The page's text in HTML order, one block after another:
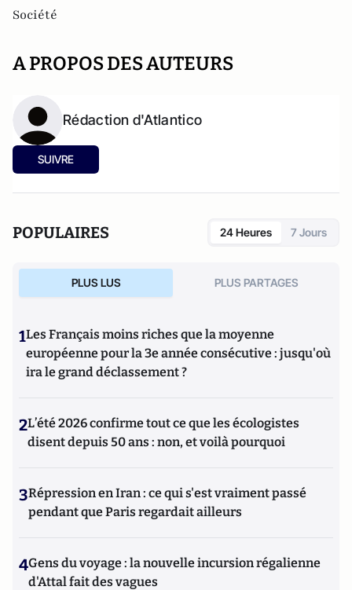
Société
A PROPOS DES AUTEURS
Rédaction d'Atlantico
SUIVRE
POPULAIRES 24 Heures 7 Jours
PLUS LUS PLUS PARTAGES
1Les Français moins riches que la moyenne
européenne pour la 3e année consécutive : jusqu'où
ira le grand déclassement ?
2L’été 2026 confirme tout ce que les écologistes
disent depuis 50 ans : non, et voilà pourquoi
3Répression en Iran : ce qui s'est vraiment passé
pendant que Paris regardait ailleurs
4Gens du voyage : la nouvelle incursion régalienne
d'Attal fait des vagues